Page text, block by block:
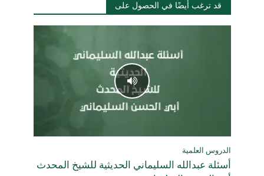
قد ترغب أيضًا في الحصول على
الدروس العلمية
أسئلة عبدالله السليماني الحديثية للشيخ المحدث